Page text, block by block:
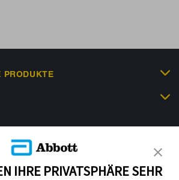
PRODUKTE
IHRE PRIVATSPHÄRE SEHR